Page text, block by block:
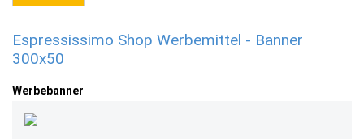
Espressissimo Shop Werbemittel - Banner
300x50
Werbebanner